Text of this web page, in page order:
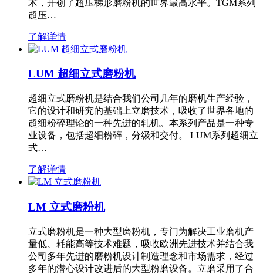
术，开创了超压梯形磨粉机的世界最高水平。TGM系列
超压…
了解详情
LUM 超细立式磨粉机
超细立式磨粉机是结合我们公司几年的磨机生产经验，
它的设计和研究的基础上立磨技术，吸收了世界各地的
超细粉碎理论的一种先进的轧机。本系列产品是一种专
业设备，包括超细粉碎，分级和交付。 LUM系列超细立
式…
了解详情
LM 立式磨粉机
立式磨粉机是一种大型磨粉机，专门为解决工业磨机产
量低、耗能高等技术难题，吸收欧洲先进技术并结合我
公司多年先进的磨粉机设计制造理念和市场需求，经过
多年的潜心设计改进后的大型粉磨设备。立磨采用了合